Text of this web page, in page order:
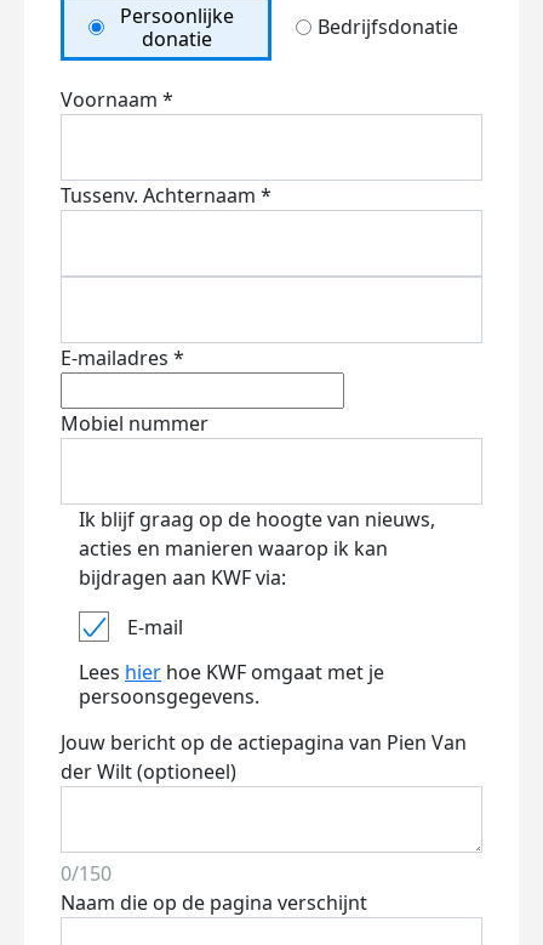
Persoonlijke
donatie
Bedrijfsdonatie
Voornaam *
Tussenv. Achternaam *
E-mailadres *
Mobiel nummer
Ik blijf graag op de hoogte van nieuws,
acties en manieren waarop ik kan
bijdragen aan KWF via:
E-mail
Lees hier hoe KWF omgaat met je
persoonsgegevens.
Jouw bericht op de actiepagina van Pien Van
der Wilt (optioneel)
0/150
Naam die op de pagina verschijnt